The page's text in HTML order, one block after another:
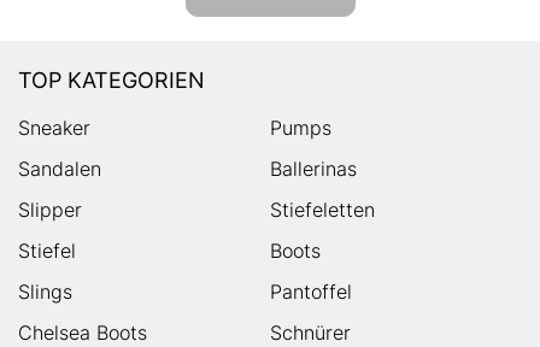
TOP KATEGORIEN
Sneaker
Pumps
Sandalen
Ballerinas
Slipper
Stiefeletten
Stiefel
Boots
Slings
Pantoffel
Chelsea Boots
Schnürer